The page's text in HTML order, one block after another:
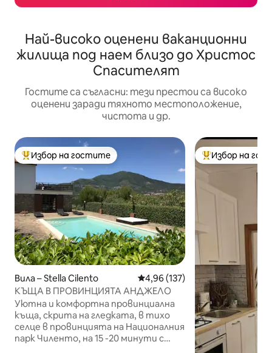
Най-високо оценени ваканционни
жилища под наем близо до Христос
Спасителят
Гостите са съгласни: тези престои са високо
оценени заради тяхното местоположение,
чистота и др.
Най-популярен избор на гостите
Избор на гостите
Вила – Stella Cilento Средна оценка: 4,96 от 5,
4,96 (137)
КЪЩА В ПРОВИНЦИЯТА АНДЖЕЛО
Уютна и комфортна провинциална
къща, скрита на гледката, в тихо
селце в провинцията на Националния
парк Чиленто, на 15 -20 минути с
Най-популярен
Избор на